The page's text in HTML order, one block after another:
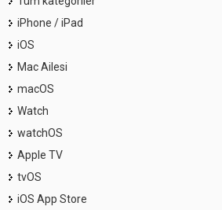
iPhone / iPad
iOS
Mac Ailesi
macOS
Watch
watchOS
Apple TV
tvOS
iOS App Store